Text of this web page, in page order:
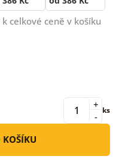
celkové ceně v košíku
-
+ ks